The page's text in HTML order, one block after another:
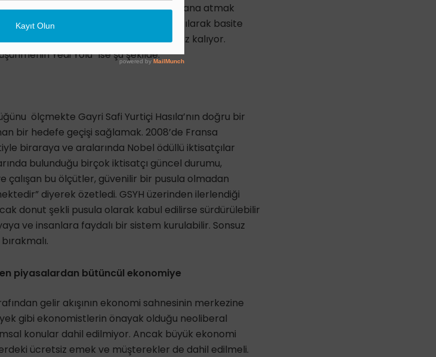
göz ardı etmek ve insan refahını geri plana atmak
düşüşünü tasvir ettiği grafiklere yansıtılarak basite
gerçeklerini göstermekte yetersiz kalıyor.
Yedi Yolu” ise şu şekilde:
ölçmekte Gayri Safi Yurtiçi Hasıla’nın doğru bir
bir hedefe geçişi sağlamak. 2008’de Fransa
biraraya ve aralarında Nobel ödüllü iktisatçılar
bulunduğu birçok iktisatçı güncel durumu,
çalışan bu ölçütler, güvenilir bir pusula olmadan
diyerek özetledi. GSYH üzerinden ilerlendiği
donut şekli pusula olarak kabul edilirse sürdürülebilir
ve insanlara faydalı bir sistem kurulabilir. Sonsuz
piyasalardan bütüncül ekonomiye
gelir akışının ekonomi sahnesinin merkezine
gibi ekonomistlerin önayak olduğu neoliberal
konular dahil edil­miyor. Ancak büyük ekonomi
ücretsiz emek ve müşterekler de dahil edilmeli.